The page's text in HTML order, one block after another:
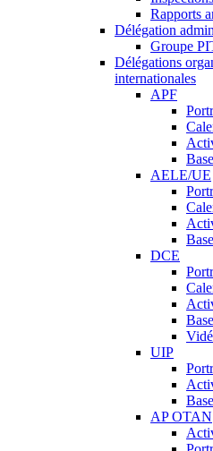
Rapports
Délégation
Groupe
Délégations
internationales
APF
AELE/UE
DCE
UIP
AP OTAN